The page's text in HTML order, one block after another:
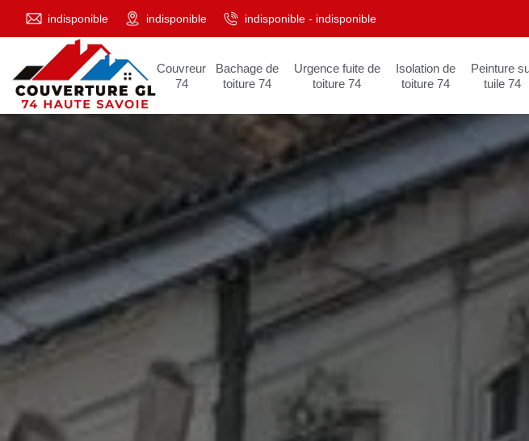
indisponible indisponible indisponible - indisponible
Couvreur
74
Bachage de
toiture 74
Urgence fuite de
toiture 74
Isolation de
toiture 74
Peinture
tuile 74